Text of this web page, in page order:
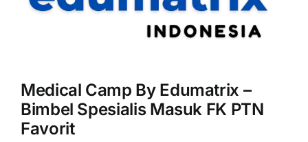
Medical Camp By Edumatrix –
Bimbel Spesialis Masuk FK PTN
Favorit